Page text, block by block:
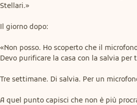
Stellari.»
Il giorno dopo:
«Non posso. Ho scoperto che il
Devo purificare la casa con la salvia per
Tre settimane. Di salvia. Per un
A quel punto capisci che non è più